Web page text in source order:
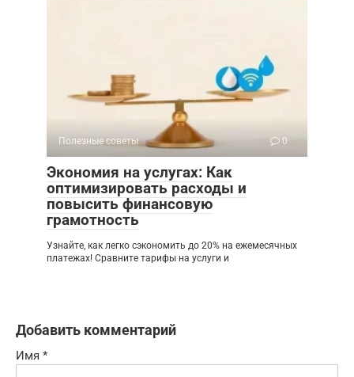
Полезные советы 0
Экономия на услугах: Как
оптимизировать расходы и
повысить финансовую
грамотность
Узнайте, как легко сэкономить до 20% на ежемесячных
платежах! Сравните тарифы на услуги и
Добавить комментарий
Имя *